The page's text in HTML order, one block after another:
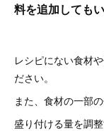
料を追加しても
レシピにない食材
ださい。
また、食材の一部
盛り付ける量を調